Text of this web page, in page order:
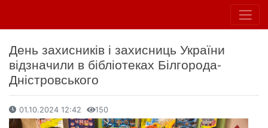
День захисників і захисниць України
відзначили в бібліотеках Білгорода-
Дністровського
01.10.2024 12:42 150